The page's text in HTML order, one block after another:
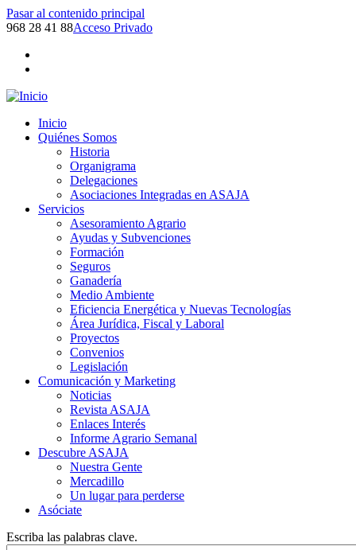
Pasar al contenido principal
968 28 41 88Acceso Privado
Inicio
Quiénes Somos
Historia
Organigrama
Delegaciones
Asociaciones Integradas en ASAJA
Servicios
Asesoramiento Agrario
Ayudas y Subvenciones
Formación
Seguros
Ganadería
Medio Ambiente
Eficiencia Energética y Nuevas Tecnologías
Área Jurídica, Fiscal y Laboral
Proyectos
Convenios
Legislación
Comunicación y Marketing
Noticias
Revista ASAJA
Enlaces Interés
Informe Agrario Semanal
Descubre ASAJA
Nuestra Gente
Mercadillo
Un lugar para perderse
Asóciate
Escriba las palabras clave.